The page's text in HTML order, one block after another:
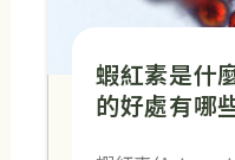
蝦紅素是什
的好處有哪